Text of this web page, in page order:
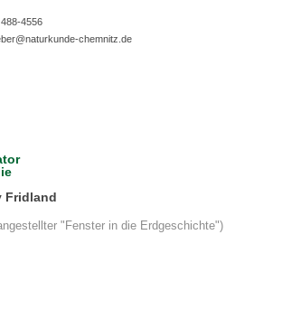
4556
chemnitz.de
Fridland
"Fenster in die Erdgeschichte")